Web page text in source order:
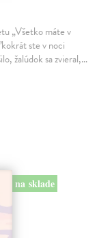
„Všetko máte v
ste v noci
žalúdok sa zvieral,…
na sklade